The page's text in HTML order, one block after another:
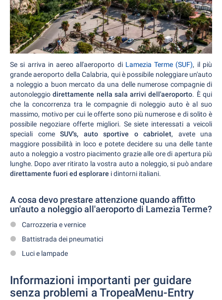
Se si arriva in aereo all'aeroporto di Lamezia Terme (SUF), il più
grande aeroporto della Calabria, qui è possibile noleggiare un'auto
a noleggio a buon mercato da una delle numerose compagnie di
autonoleggiodirettamente nella sala arrivi dell'aeroporto. È qui
che la concorrenza tra le compagnie di noleggio auto è al suo
massimo, motivo per cui le offerte sono più numerose e di solito è
possibile negoziare offerte migliori. Se siete interessati a veicoli
speciali come SUV's, auto sportive o cabriolet, avete una
maggiore possibilità in loco e potete decidere su una delle tante
auto a noleggio a vostro piacimento grazie alle ore di apertura più
lunghe. Dopo aver ritirato la vostra auto a noleggio, si può andare
direttamente fuori ed esplorare i dintorni italiani.
A cosa devo prestare attenzione quando affitto
un'auto a noleggio all'aeroporto di Lamezia Terme?
Carrozzeria e vernice
Battistrada dei pneumatici
Luci e lampade
Informazioni importanti per guidare
senza problemi a TropeaMenu-Entry